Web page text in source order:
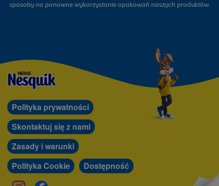
sposoby na ponowne wykorzystanie opakowań naszych produktów.
Polityka prywatności
Skontaktuj się z nami
Zasady i warunki
Polityka Cookie
Dostępność